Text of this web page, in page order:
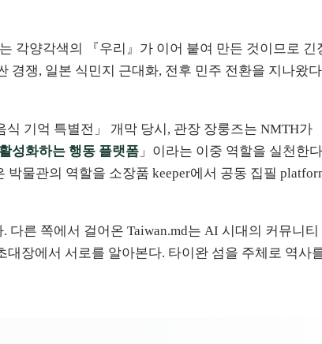
양각색의 『우리』가 이어 붙여 만든 것이므로 긴
쟁, 일본 식민지 근대화, 전후 민주 전환을 지나왔
기억 특별전」 개막 당시, 관장 장룽즈는 NMTH가
성화하는 행동 플랫폼 」이라는 이중 역할을 실천한
물관의 역할을 소장품 keeper에서 공동 집필
른 쪽에서 걸어온 Taiwan.md는 AI 시대의 커뮤니
장에서 서로를 알아본다. 타이완 섬을 주체로 역사